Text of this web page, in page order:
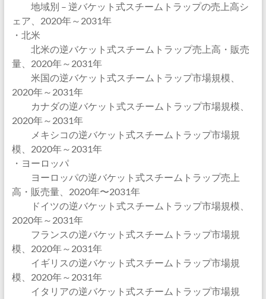
地域別 – 逆バケット式スチームトラップの売上高シ
ェア、2020年～2031年
・北米
北米の逆バケット式スチームトラップ売上高・販売
量、2020年～2031年
米国の逆バケット式スチームトラップ市場規模、
2020年～2031年
カナダの逆バケット式スチームトラップ市場規模、
2020年～2031年
メキシコの逆バケット式スチームトラップ市場規
模、2020年～2031年
・ヨーロッパ
ヨーロッパの逆バケット式スチームトラップ売上
高・販売量、2020年〜2031年
ドイツの逆バケット式スチームトラップ市場規模、
2020年～2031年
フランスの逆バケット式スチームトラップ市場規
模、2020年～2031年
イギリスの逆バケット式スチームトラップ市場規
模、2020年～2031年
イタリアの逆バケット式スチームトラップ市場規